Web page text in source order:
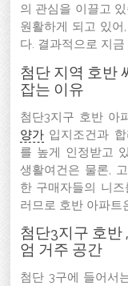
의 관심을 이끌고
원활하게 되고 있어
다. 결과적으로 지
첨단 지역 호반
잡는 이유
첨단3지구 호반 아
양가 입지조건과
를 높게 인정받고
생활여건은 물론,
한 구매자들의 니
러므로 호반 아파트
첨단3지구 호반
엄 거주 공간
첨단 3구에 들어서